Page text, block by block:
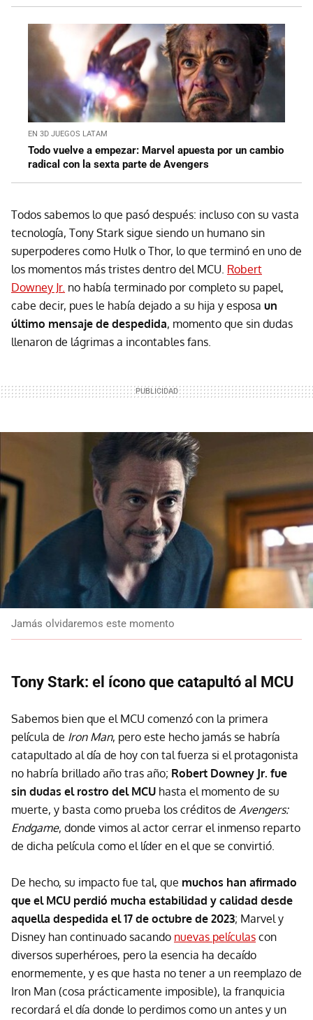
EN 3D JUEGOS LATAM
Todo vuelve a empezar: Marvel apuesta por un cambio
radical con la sexta parte de Avengers
Todos sabemos lo que pasó después: incluso con su vasta
tecnología, Tony Stark sigue siendo un humano sin
superpoderes como Hulk o Thor, lo que terminó en uno de
los momentos más tristes dentro del MCU. Robert
Downey Jr. no había terminado por completo su papel,
cabe decir, pues le había dejado a su hija y esposa un
último mensaje de despedida, momento que sin dudas
llenaron de lágrimas a incontables fans.
Jamás olvidaremos este momento
Tony Stark: el ícono que catapultó al MCU
Sabemos bien que el MCU comenzó con la primera
película de Iron Man, pero este hecho jamás se habría
catapultado al día de hoy con tal fuerza si el protagonista
no habría brillado año tras año; Robert Downey Jr. fue
sin dudas el rostro del MCU hasta el momento de su
muerte, y basta como prueba los créditos de Avengers:
Endgame, donde vimos al actor cerrar el inmenso reparto
de dicha película como el líder en el que se convirtió.
De hecho, su impacto fue tal, que muchos han afirmado
que el MCU perdió mucha estabilidad y calidad desde
aquella despedida el 17 de octubre de 2023; Marvel y
Disney han continuado sacando nuevas películas con
diversos superhéroes, pero la esencia ha decaído
enormemente, y es que hasta no tener a un reemplazo de
Iron Man (cosa prácticamente imposible), la franquicia
recordará el día donde lo perdimos como un antes y un